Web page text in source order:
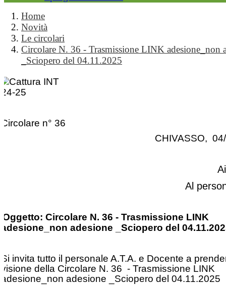
Home
Novità
Le circolari
Circolare N. 36 - Trasmissione LINK adesione_non
_Sciopero del 04.11.2025
Circolare n° 36
CHIVASSO,
Al
Oggetto: Circolare N. 36 - Trasmissione LINK
adesione_non adesione _Sciopero del
Si invita tutto il personale A.T.A. e Docente a
visione della Circolare N. 36 - Trasmissione LINK
adesione_non adesione _Sciopero del 04.11.2025